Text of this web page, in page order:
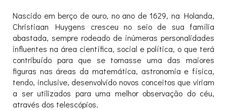
Nascido em berço de ouro, no ano de 1629, na Holanda,
Christiaan Huygens cresceu no seio de sua família
abastada, sempre rodeado de inúmeras personalidades
influentes na área científica, social e política, o que terá
contribuído para que se tornasse uma das maiores
figuras nas áreas da matemática, astronomia e física,
tendo, inclusive, desenvolvido novos conceitos que viriam
a ser utilizados para uma melhor observação do céu,
através dos telescópios.